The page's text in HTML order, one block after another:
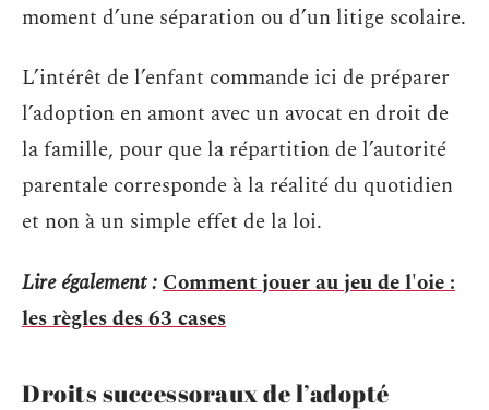
moment d’une séparation ou d’un litige scolaire.
L’intérêt de l’enfant commande ici de préparer
l’adoption en amont avec un avocat en droit de
la famille, pour que la répartition de l’autorité
parentale corresponde à la réalité du quotidien
et non à un simple effet de la loi.
Lire également :Comment jouer au jeu de l'oie :
les règles des 63 cases
Droits successoraux de l’adopté